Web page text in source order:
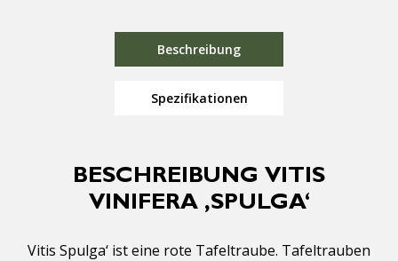
Beschreibung
Spezifikationen
BESCHREIBUNG VITIS
VINIFERA ‚SPULGA‘
Vitis Spulga‘ ist eine rote Tafeltraube. Tafeltrauben